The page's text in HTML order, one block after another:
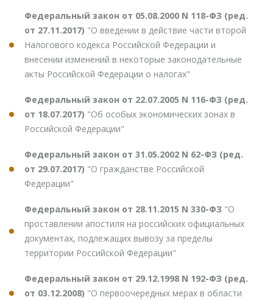
Федеральный закон от 05.08.2000 N 118-ФЗ (ред.
от 27.11.2017) "О введении в действие части второй
Налогового кодекса Российской Федерации и
внесении изменений в некоторые законодательные
акты Российской Федерации о налогах"
Федеральный закон от 22.07.2005 N 116-ФЗ (ред.
от 18.07.2017) "Об особых экономических зонах в
Российской Федерации"
Федеральный закон от 31.05.2002 N 62-ФЗ (ред.
от 29.07.2017) "О гражданстве Российской
Федерации"
Федеральный закон от 28.11.2015 N 330-ФЗ "О
проставлении апостиля на российских официальных
документах, подлежащих вывозу за пределы
территории Российской Федерации"
Федеральный закон от 29.12.1998 N 192-ФЗ (ред.
от 03.12.2008) "О первоочередных мерах в области